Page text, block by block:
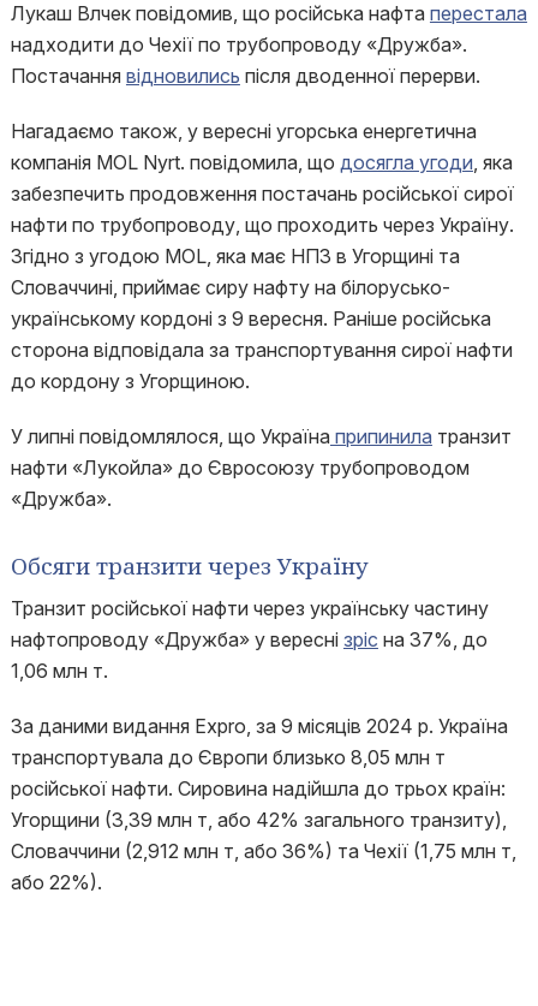
Лукаш Влчек повідомив, що російська нафта перестала
надходити до Чехії по трубопроводу «Дружба».
Постачання відновились після дводенної перерви.
Нагадаємо також, у вересні угорська енергетична
компанія MOL Nyrt. повідомила, що досягла угоди, яка
забезпечить продовження постачань російської сирої
нафти по трубопроводу, що проходить через Україну.
Згідно з угодою MOL, яка має НПЗ в Угорщині та
Словаччині, приймає сиру нафту на білорусько-
українському кордоні з 9 вересня. Раніше російська
сторона відповідала за транспортування сирої нафти
до кордону з Угорщиною.
У липні повідомлялося, що Україна припинила транзит
нафти «Лукойла» до Євросоюзу трубопроводом
«Дружба».
Обсяги транзити через Україну
Транзит російської нафти через українську частину
нафтопроводу «Дружба» у вересні зріс на 37%, до
1,06 млн т.
За даними видання Expro, за 9 місяців 2024 р. Україна
транспортувала до Європи близько 8,05 млн т
російської нафти. Сировина надійшла до трьох країн:
Угорщини (3,39 млн т, або 42% загального транзиту),
Словаччини (2,912 млн т, або 36%) та Чехії (1,75 млн т,
або 22%).